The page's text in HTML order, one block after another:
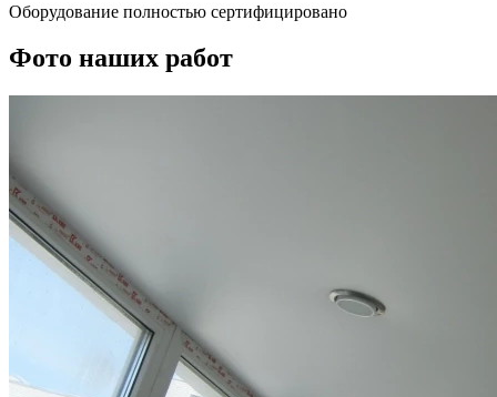
Оборудование полностью сертифицировано
Фото наших работ